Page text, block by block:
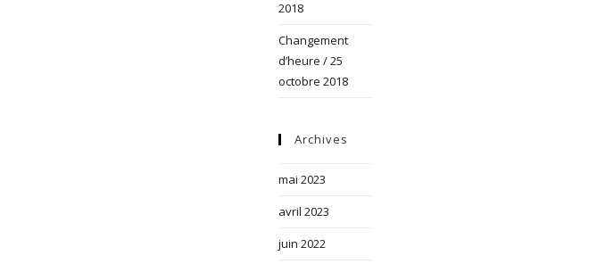
2018
Changement
d’heure / 25
octobre 2018
Archives
mai 2023
avril 2023
juin 2022